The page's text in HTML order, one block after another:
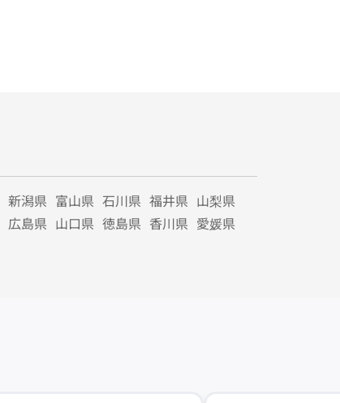
新潟県 富山県 石川県 福井県 山梨県
広島県 山口県 徳島県 香川県 愛媛県